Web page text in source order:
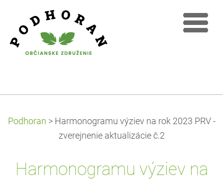
Podhoran > Harmonogramu výziev na rok 2023 PRV -
zverejnenie aktualizácie č.2
Harmonogramu výziev na